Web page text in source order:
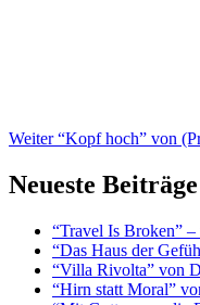
Weiter “Kopf hoch” von
Neueste Beiträge
“Travel Is Broken”
“Das Haus der
“Villa Rivolta” von
“Hirn statt Moral”